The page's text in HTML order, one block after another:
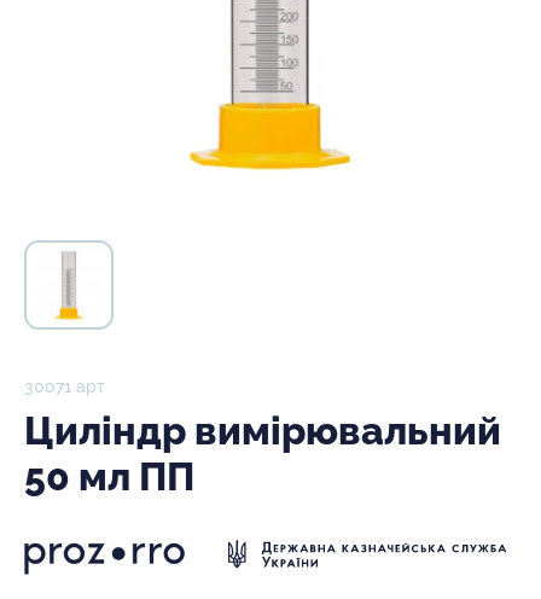
30071 арт
Циліндр вимірювальний
50 мл ПП